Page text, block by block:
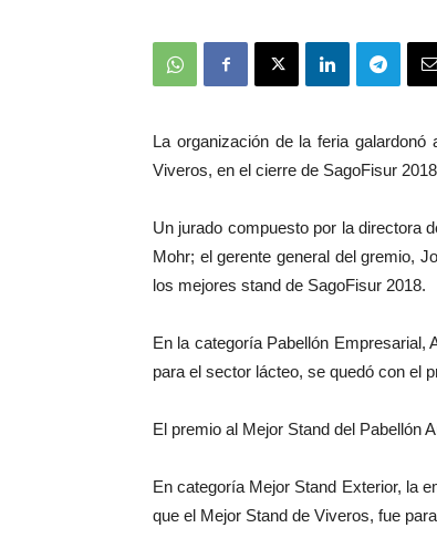
La organización de la feria
Viveros, en el cierre de SagoFisur
Un jurado compuesto por la directora
Mohr; el gerente general del gremio,
los mejores stand de SagoFisur 2018.
En la categoría Pabellón Empresarial,
para el sector lácteo, se quedó con el
El premio al Mejor Stand del Pabellón
En categoría Mejor Stand Exterior, la
que el Mejor Stand de Viveros, fue